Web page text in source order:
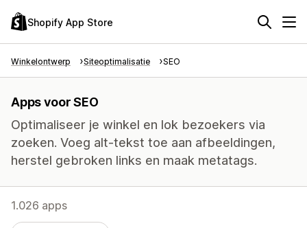
Shopify App Store
Winkelontwerp Siteoptimalisatie SEO
Apps voor SEO
Optimaliseer je winkel en lok bezoekers via
zoeken. Voeg alt-tekst toe aan afbeeldingen,
herstel gebroken links en maak metatags.
1.026 apps